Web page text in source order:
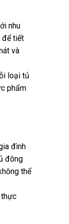
nhu
để tiết
và
loại tủ
phẩm
đình
đông
thể
thực